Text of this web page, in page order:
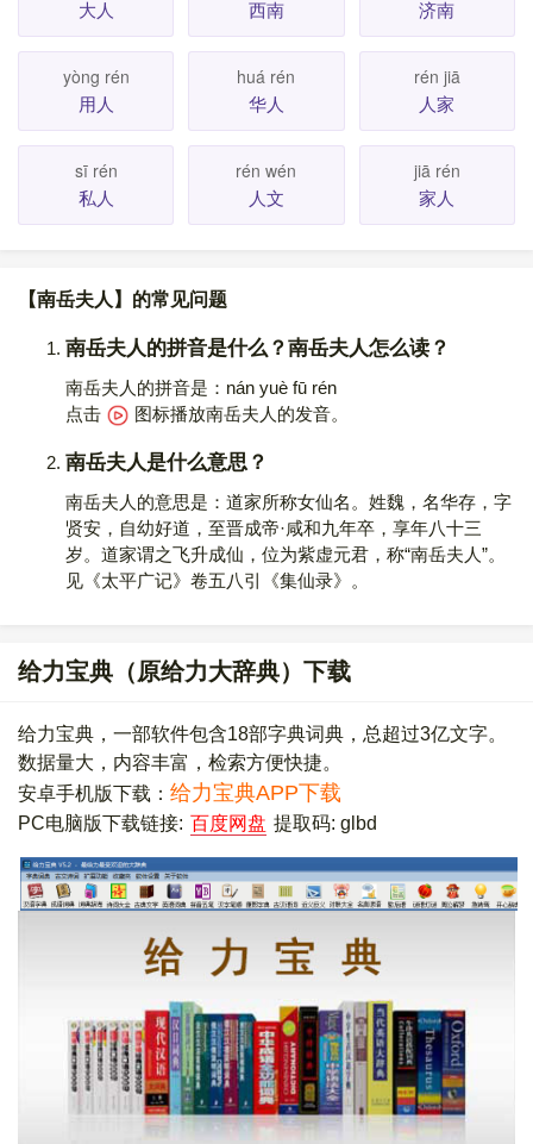
大人 西南 济南
yòng rén
用人
huá rén
华人
rén jiā
人家
sī rén
私人
rén wén
人文
jiā rén
家人
【南岳夫人】的常见问题
南岳夫人的拼音是什么？南岳夫人怎么读？
南岳夫人的拼音是：nán yuè fū rén
点击
图标播放南岳夫人的发音。
南岳夫人是什么意思？
南岳夫人的意思是：道家所称女仙名。姓魏，名华存，字
贤安，自幼好道，至晋成帝·咸和九年卒，享年八十三
岁。道家谓之飞升成仙，位为紫虚元君，称“南岳夫人”。
见《太平广记》卷五八引《集仙录》。
给力宝典（原给力大辞典）下载
给力宝典，一部软件包含18部字典词典，总超过3亿文字。
数据量大，内容丰富，检索方便快捷。
安卓手机版下载： 给力宝典APP下载
PC电脑版下载链接: 百度网盘 提取码: glbd